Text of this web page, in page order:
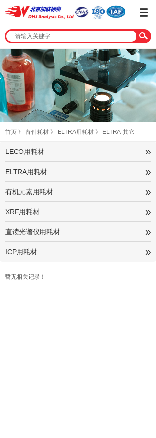
首页 》 备件耗材 》 ELTRA用耗材 》 ELTRA-其它
LECO用耗材 »
ELTRA用耗材 »
有机元素用耗材 »
XRF用耗材 »
直读光谱仪用耗材 »
ICP用耗材 »
暂无相关记录！